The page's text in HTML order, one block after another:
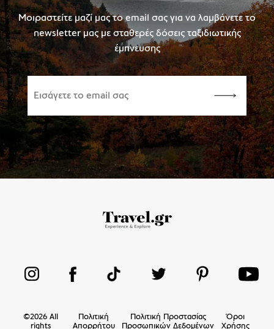
Μοιραστείτε μαζί μας το email σας για να λαμβάνετε το
newsletter μας με σταθερές δόσεις ταξιδιωτικής
έμπνευσης
©2026 All
rights
Πολιτική
Απορρήτου
Πολιτική Προστασίας
Προσωπικών Δεδομένων
Όροι
Χρήσης